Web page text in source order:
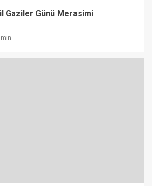
Gaziler Günü Merasimi